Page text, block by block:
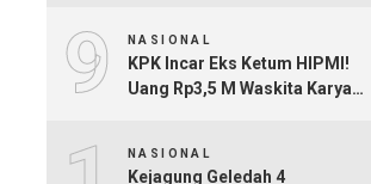
9 NASIONAL
KPK Incar Eks Ketum HIPMI!
Uang Rp3,5 M Waskita Karya
NASIONAL
Kejagung Geledah 4